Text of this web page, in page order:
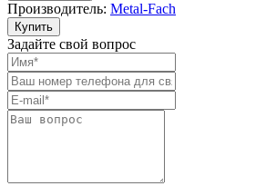
Производитель: Metal-Fach
Купить
Задайте свой вопрос